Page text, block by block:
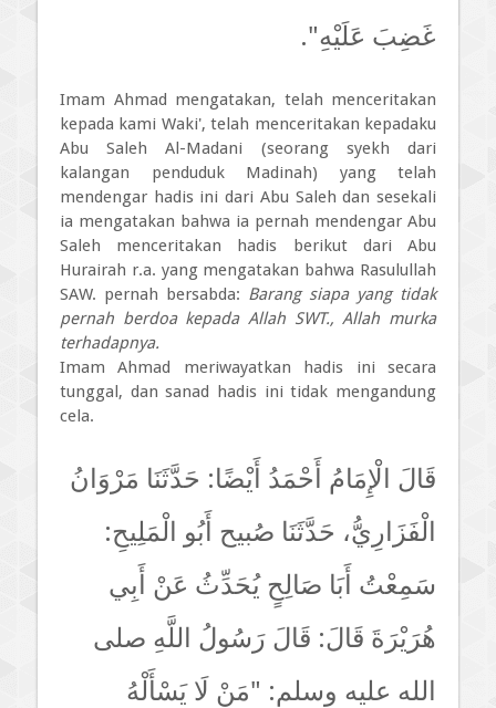
غَضِبَ عَلَيْهِ".
Imam Ahmad mengatakan, telah menceritakan
kepada kami Waki', telah menceritakan kepadaku
Abu Saleh Al-Madani (seorang syekh dari
kalangan penduduk Madinah) yang telah
mendengar hadis ini dari Abu Saleh dan sesekali
ia mengatakan bahwa ia pernah mendengar Abu
Saleh menceritakan hadis berikut dari Abu
Hurairah r.a. yang mengatakan bahwa Rasulullah
SAW. pernah bersabda: Barang siapa yang tidak
pernah berdoa kepada Allah SWT., Allah murka
terhadapnya.
Imam Ahmad meriwayatkan hadis ini secara
tunggal, dan sanad hadis ini tidak mengandung
cela.
قَالَ الْإِمَامُ أَحْمَدُ أَيْضًا: حَدَّثَنَا مَرْوَانُ
الْفَزَارِيُّ، حَدَّثَنَا صُبيح أَبُو الْمَلِيحِ:
سَمِعْتُ أَبَا صَالِحٍ يُحَدِّثُ عَنْ أَبِي
هُرَيْرَةَ قَالَ: قَالَ رَسُولُ اللَّهِ صلى
الله عليه وسلم: "مَنْ لَا يَسْأَلْهُ